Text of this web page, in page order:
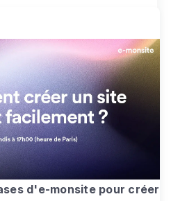
accéder à votre
entièrement le
un site web sur-mesure,
sans limite pour
votre passion
d'e-monsite pour créer